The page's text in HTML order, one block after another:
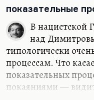
Ахматовой:«Он
гениальным поэтом
…
показательные
В нацистской
над
типологически
процессам. Что
показательных
покаяниями —